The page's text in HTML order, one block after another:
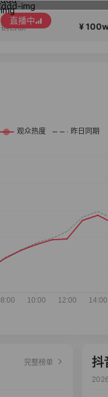
直播中
销售额 ¥
完整榜单
抖